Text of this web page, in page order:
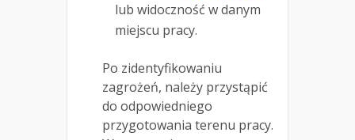
lub widoczność w danym
miejscu pracy.
Po zidentyfikowaniu
zagrożeń, należy przystąpić
do odpowiedniego
przygotowania terenu pracy.